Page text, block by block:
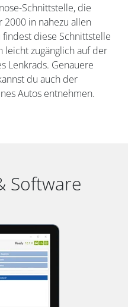
Schnittstelle, die
2000 in nahezu allen
diese Schnittstelle
leicht zugänglich auf der
Lenkrads. Genauere
du auch der
Autos entnehmen.
Software